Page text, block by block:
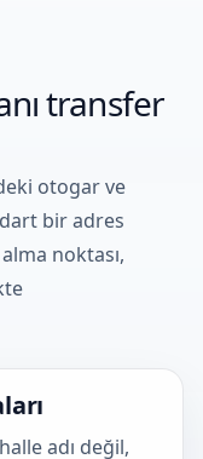
transfer
otogar ve
bir adres
noktası,
adı değil,